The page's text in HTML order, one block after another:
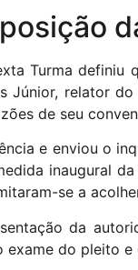
Turma definiu
Júnior, relator
de seu
e enviou o
inaugural
se a
da
do pleito